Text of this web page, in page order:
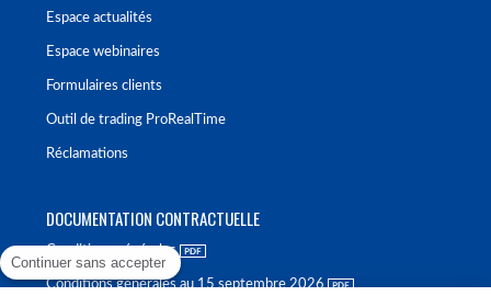
Espace actualités
Espace webinaires
Formulaires clients
Outil de trading ProRealTime
Réclamations
DOCUMENTATION CONTRACTUELLE
Conditions générales
Conditions générales au 15 septembre 2026
Continuer sans accepter